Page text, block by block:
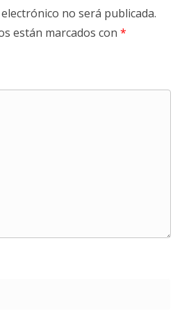
no será publicada.
están marcados con *